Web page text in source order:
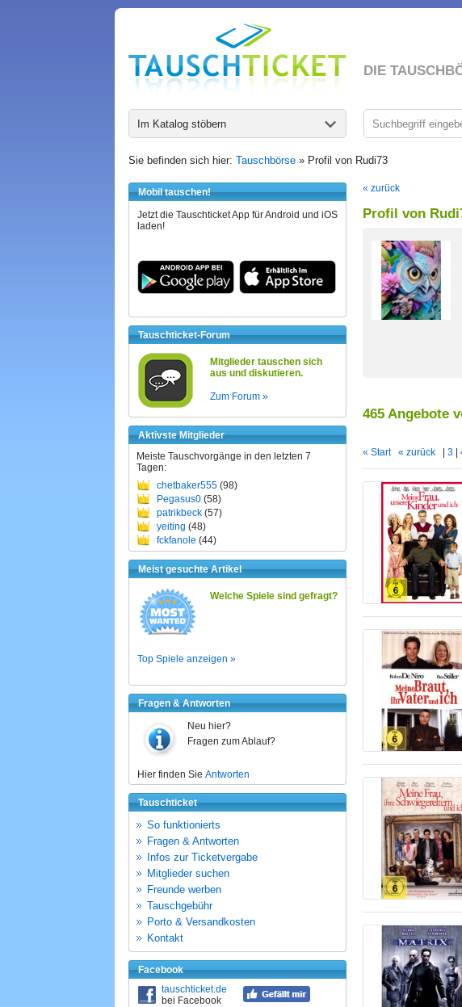
DIE
Im Katalog stöbern
Sie befinden sich hier: Tauschbörse » Profil von Rudi73
Mobil tauschen!
Jetzt die Tauschticket App für Android und iOS
laden!
Tauschticket-Forum
Mitglieder tauschen sich
aus und diskutieren.
Zum Forum »
Aktivste Mitglieder
Meiste Tauschvorgänge in den letzten 7
Tagen:
chetbaker555 (98)
Pegasus0 (58)
patrikbeck (57)
yeiting (48)
fckfanole (44)
Meist gesuchte Artikel
Welche Spiele sind gefragt?
Top Spiele anzeigen »
Fragen & Antworten
Neu hier?
Fragen zum Ablauf?
Hier finden Sie Antworten
Tauschticket
So funktionierts
Fragen & Antworten
Infos zur Ticketvergabe
Mitglieder suchen
Freunde werben
Tauschgebühr
Porto & Versandkosten
Kontakt
Facebook
tauschticket.de
bei Facebook
« zurück
Profil von
465 Angebote
« Start « zurück 3